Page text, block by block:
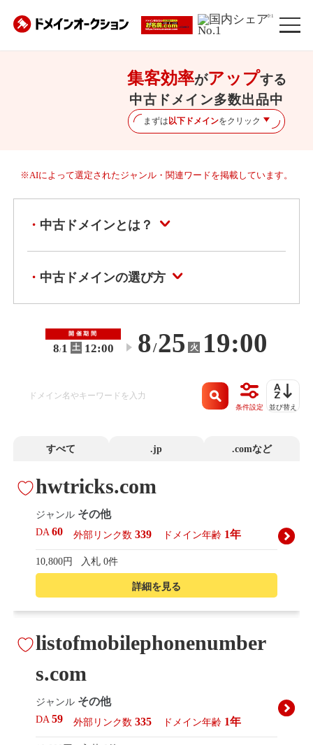
※1
集客効率がアップする
中古ドメイン多数出品中
まずは以下ドメインをクリック
※AIによって選定されたジャンル・関連ワードを掲載しています。
中古ドメインとは？
中古ドメインの選び方
開催期間
8/1 土 12:00 〜 8/25 火 19:00
条件設定 並び替え
すべて .jp .comなど
詳細を見る
hwtricks.com
ジャンル その他
DA60 外部リンク数 339 ドメイン年齢 1年
10,800円 入札 0件
listofmobilephonenumber
s.com
ジャンル その他
DA59 外部リンク数 335 ドメイン年齢 1年